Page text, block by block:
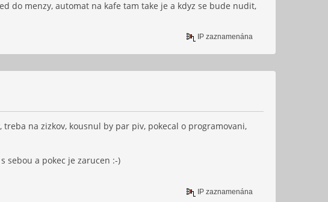
do menzy, automat na kafe tam take je a kdyz se bude nudit,
IP zaznamenána
na zizkov, kousnul by par piv, pokecal o programovani,
sebou a pokec je zarucen :-)
IP zaznamenána